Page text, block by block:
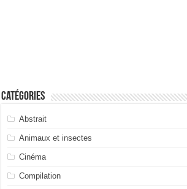
Catégories
Abstrait
Animaux et insectes
Cinéma
Compilation